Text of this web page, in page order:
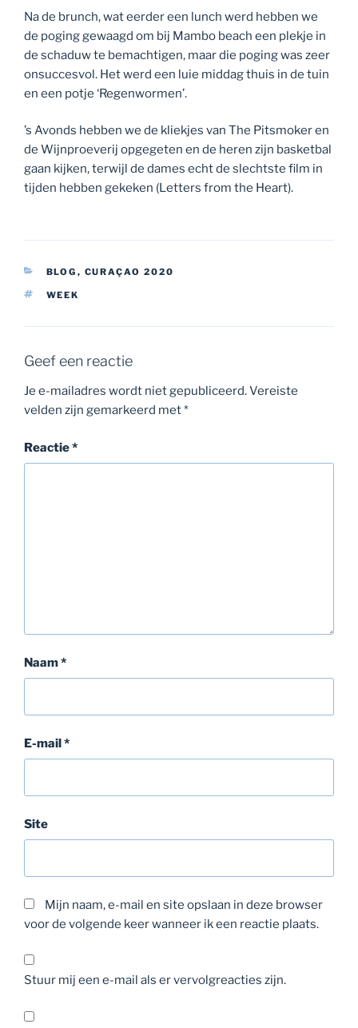
Na de brunch, wat eerder een lunch werd hebben we
de poging gewaagd om bij Mambo beach een plekje in
de schaduw te bemachtigen, maar die poging was zeer
onsuccesvol. Het werd een luie middag thuis in de tuin
en een potje ‘Regenwormen’.
’s Avonds hebben we de kliekjes van The Pitsmoker en
de Wijnproeverij opgegeten en de heren zijn basketbal
gaan kijken, terwijl de dames echt de slechtste film in
tijden hebben gekeken (Letters from the Heart).
CATEGORIEËN
BLOG , CURAÇAO 2020
TAGS
WEEK
Geef een reactie
Je e-mailadres wordt niet gepubliceerd.Vereiste
velden zijn gemarkeerd met*
Reactie*
Naam*
E-mail*
Site
Mijn naam, e-mail en site opslaan in deze browser
voor de volgende keer wanneer ik een reactie plaats.
Stuur mij een e-mail als er vervolgreacties zijn.